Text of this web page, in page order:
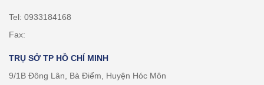
Tel: 0933184168
Fax:
TRỤ SỞ TP HỒ CHÍ MINH
9/1B Đông Lân, Bà Điểm, Huyện Hóc Môn